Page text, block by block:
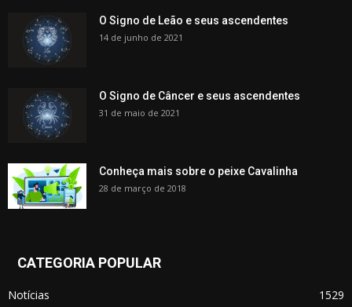
O Signo de Leão e seus ascendentes
14 de junho de 2021
O Signo de Câncer e seus ascendentes
31 de maio de 2021
Conheça mais sobre o peixe Cavalinha
28 de março de 2018
CATEGORIA POPULAR
Notícias
1529